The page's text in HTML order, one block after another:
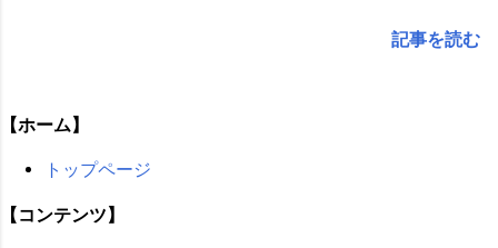
記事を読む
【ホーム】
トップページ
【コンテンツ】